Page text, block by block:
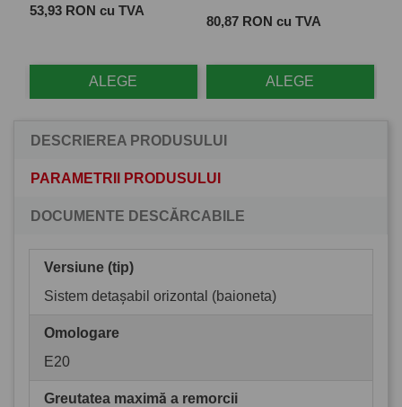
Pret
53,93 RON cu TVA
ALEGE
Pret
80,87 RON cu TVA
ALEGE
DESCRIEREA PRODUSULUI
PARAMETRII PRODUSULUI
DOCUMENTE DESCĂRCABILE
Versiune (tip)
Sistem detașabil orizontal (baioneta)
Omologare
E20
Greutatea maximă a remorcii